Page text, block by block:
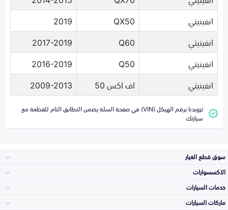
انفينيتي
QX50
2019
انفينيتي
Q60
2017-2019
انفينيتي
Q50
2016-2019
انفينيتي
اف اكس 50 2009-2013
تزويدنا برقم الهيكل (VIN) في صفحة السلة يضمن التطابق التام للقطعة مع
سيارتك
سوق قطع الغيار
الاكسسوارات
خدمات السيارات
ماركات السيارات